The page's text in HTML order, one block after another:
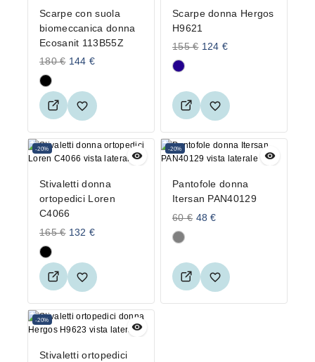
Scarpe con suola
biomeccanica donna
Ecosanit 113B55Z
180€ 144€
Scarpe donna Hergos
H9621
155€ 124€
-20%
Stivaletti donna
ortopedici Loren
C4066
165€ 132€
-20%
Pantofole donna
Itersan PAN40129
60€ 48€
-20%
Stivaletti ortopedici